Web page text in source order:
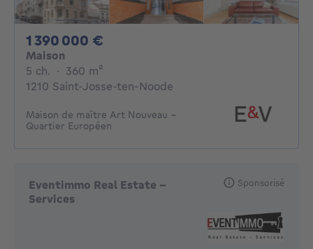
1 390 000 €
Maison
5 ch. 5 chambres
· 360 m²
1210 Saint-Josse-ten-Noode
Maison de maître Art Nouveau –
Quartier Européen
Eventimmo Real Estate -
Services
Sponsorisé